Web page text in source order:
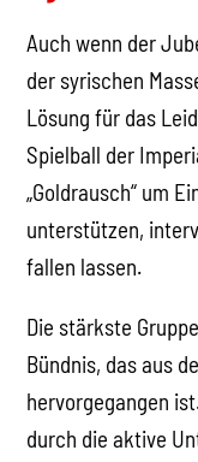
Auch wenn der
der syrischen
Lösung für das
Spielball der
„Goldrausch“ um
unterstützen,
fallen lassen.
Die stärkste
Bündnis, das aus
hervorgegangen
durch die aktive